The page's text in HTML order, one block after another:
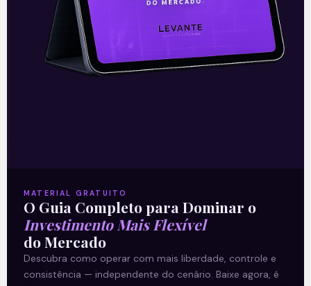
Armadilhas de valor | Domingo
de Valor
Leia mais
28/03/2021
MATERIAL GRATUITO
O Guia Completo para Dominar o
Investimento Mais Flexível
do Mercado
Descubra como operar com mais liberdade, controle e
consistência — independente do cenário. Baixe agora, é